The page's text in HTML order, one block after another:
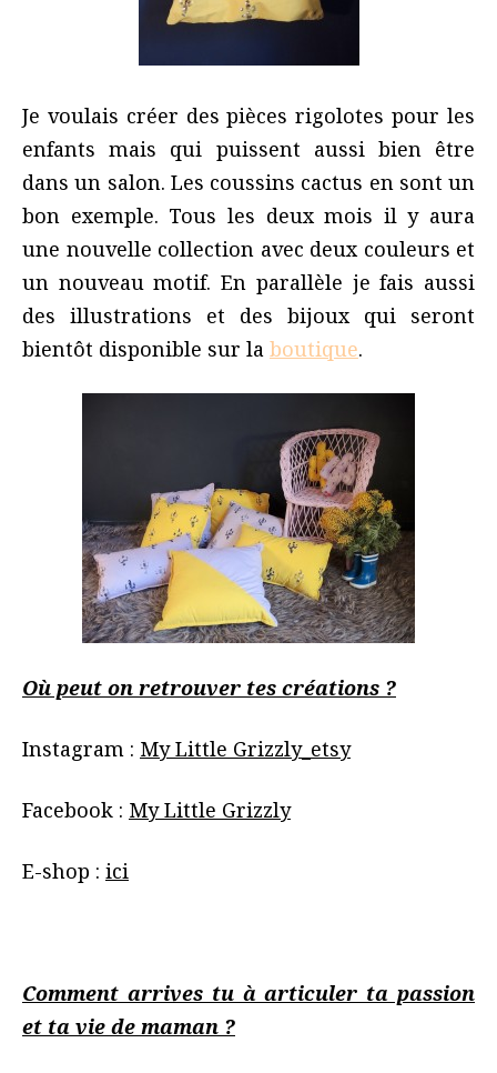
Je voulais créer des pièces rigolotes pour les
enfants mais qui puissent aussi bien être
dans un salon. Les coussins cactus en sont un
bon exemple. Tous les deux mois il y aura
une nouvelle collection avec deux couleurs et
un nouveau motif. En parallèle je fais aussi
des illustrations et des bijoux qui seront
bientôt disponible sur la boutique.
Où peut on retrouver tes créations ?
Instagram : My Little Grizzly_etsy
Facebook : My Little Grizzly
E-shop : ici
Comment arrives tu à articuler ta passion
et ta vie de maman ?